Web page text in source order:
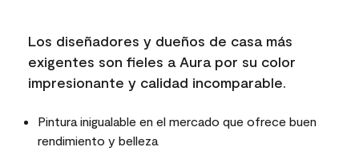
Los diseñadores y dueños de casa más
exigentes son fieles a Aura por su color
impresionante y calidad incomparable.
Pintura inigualable en el mercado que ofrece buen
rendimiento y belleza